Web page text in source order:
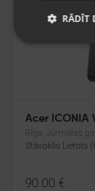
Acer ICONIA
Rīga, Jūrmalas
Stāvoklis Lietots
90.00 €
RĀDĪT